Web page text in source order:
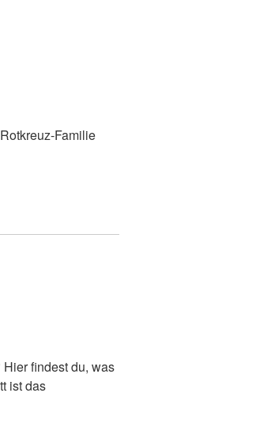
Familie
findest du, was
ist das